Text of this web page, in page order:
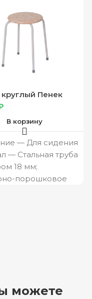
Пенек
В корзину
— Для сидения
— Стальная труба
18 мм;
порошковое
можете